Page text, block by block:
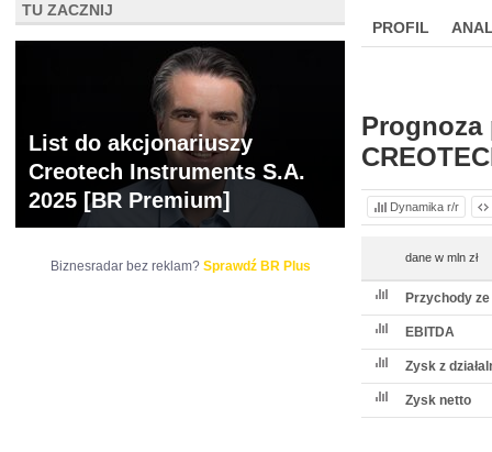
PROFIL
Prognoza
Dynamika r/r
dane w mln zł
Przychody
EBITDA
Zysk z
Zysk netto
TU ZACZNIJ
List do akcjonariuszy
Creotech Instruments S.A.
2025 [BR Premium]
Biznesradar bez reklam? Sprawdź BR Plus